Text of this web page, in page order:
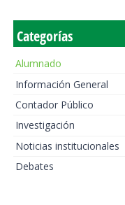
Categorías
Alumnado
Información General
Contador Público
Investigación
Noticias institucionales
Debates